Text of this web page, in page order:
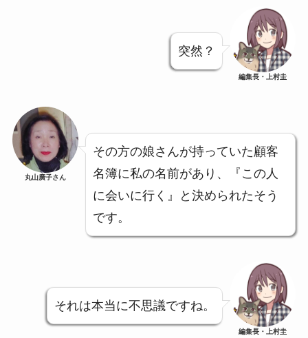
突然？
編集長・上村圭
丸山廣子さん
その方の娘さんが持っていた顧客
名簿に私の名前があり、『この人
に会いに行く』と決められたそう
です。
それは本当に不思議ですね。
編集長・上村圭